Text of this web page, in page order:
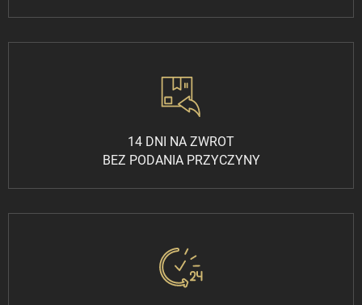
14 DNI NA ZWROT
BEZ PODANIA PRZYCZYNY